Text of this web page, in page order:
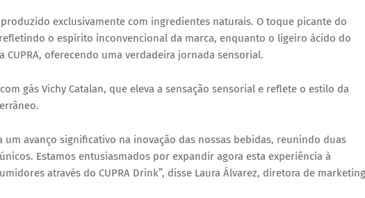
exclusivamente com ingredientes naturais. O toque picante do
o espírito inconvencional da marca, enquanto o ligeiro ácido do
CUPRA, oferecendo uma verdadeira jornada sensorial.
gás Vichy Catalan, que eleva a sensação sensorial e reflete o estilo da
.
um avanço significativo na inovação das nossas bebidas, reunindo duas
Estamos entusiasmados por expandir agora esta experiência à
através do CUPRA Drink”, disse Laura Álvarez, diretora de marketing